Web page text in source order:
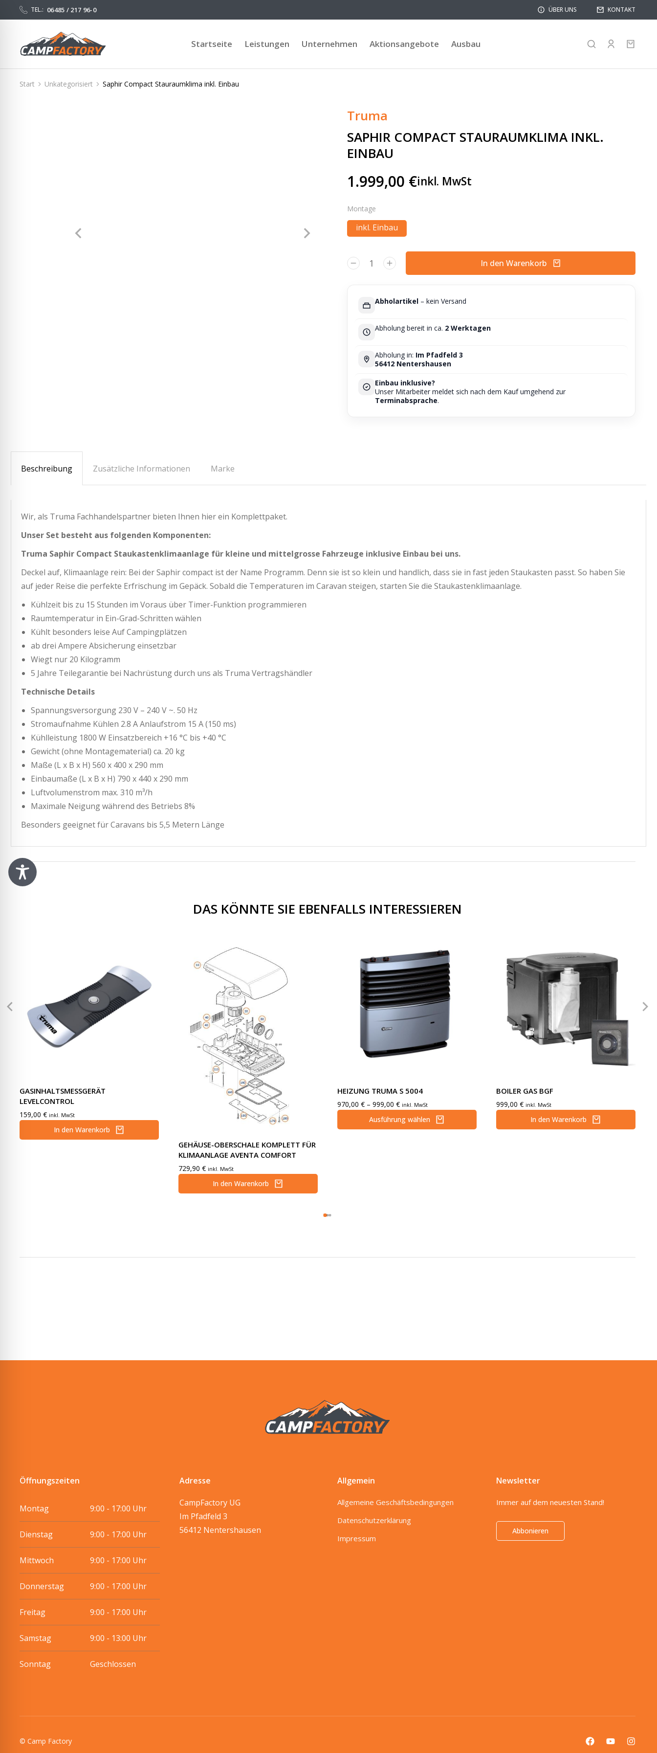
TEL.: 06485 / 217 96-0 ÜBER UNS KONTAKT
Startseite Leistungen Unternehmen Aktionsangebote Ausbau
Sie befinden sich hier:
Start Unkategorisiert Saphir Compact Stauraumklima inkl. Einbau
Truma
SAPHIR COMPACT STAURAUMKLIMA INKL.
EINBAU
1.999,00 €inkl. MwSt
Montage
inkl. Einbau
In den Warenkorb
Abholartikel – kein Versand
Abholung bereit in ca. 2 Werktagen
Abholung in: Im Pfadfeld 3
56412 Nentershausen
Einbau inklusive?
Unser Mitarbeiter meldet sich nach dem Kauf umgehend zur
Terminabsprache.
Beschreibung Zusätzliche Informationen Marke
Wir, als Truma Fachhandelspartner bieten Ihnen hier ein Komplettpaket.
Unser Set besteht aus folgenden Komponenten:
Truma Saphir Compact Staukastenklimaanlage für kleine und mittelgrosse Fahrzeuge inklusive Einbau bei uns.
Deckel auf, Klimaanlage rein: Bei der Saphir compact ist der Name Programm. Denn sie ist so klein und handlich, dass sie in fast jeden Staukasten passt. So haben Sie
auf jeder Reise die perfekte Erfrischung im Gepäck. Sobald die Temperaturen im Caravan steigen, starten Sie die Staukastenklimaanlage.
Kühlzeit bis zu 15 Stunden im Voraus über Timer-Funktion programmieren
Raumtemperatur in Ein-Grad-Schritten wählen
Kühlt besonders leise Auf Campingplätzen
ab drei Ampere Absicherung einsetzbar
Wiegt nur 20 Kilogramm
5 Jahre Teilegarantie bei Nachrüstung durch uns als Truma Vertragshändler
Technische Details
Spannungsversorgung 230 V – 240 V ~. 50 Hz
Stromaufnahme Kühlen 2.8 A Anlaufstrom 15 A (150 ms)
Kühlleistung 1800 W Einsatzbereich +16 °C bis +40 °C
Gewicht (ohne Montagematerial) ca. 20 kg
Maße (L x B x H) 560 x 400 x 290 mm
Einbaumaße (L x B x H) 790 x 440 x 290 mm
Luftvolumenstrom max. 310 m³/h
Maximale Neigung während des Betriebs 8%
Besonders geeignet für Caravans bis 5,5 Metern Länge
DAS KÖNNTE SIE EBENFALLS INTERESSIEREN
GASINHALTSMESSGERÄT
LEVELCONTROL
159,00 € inkl. MwSt
In den Warenkorb
GEHÄUSE-OBERSCHALE KOMPLETT FÜR
KLIMAANLAGE AVENTA COMFORT
729,90 € inkl. MwSt
In den Warenkorb
HEIZUNG TRUMA S 5004
970,00 € – 999,00 € inkl. MwSt
Ausführung wählen
BOILER GAS BGF
999,00 € inkl. MwSt
In den Warenkorb
Öffnungszeiten
Montag 9:00 - 17:00 Uhr
Dienstag 9:00 - 17:00 Uhr
Mittwoch 9:00 - 17:00 Uhr
Donnerstag 9:00 - 17:00 Uhr
Freitag 9:00 - 17:00 Uhr
Samstag 9:00 - 13:00 Uhr
Sonntag Geschlossen
Adresse
CampFactory UG
Im Pfadfeld 3
56412 Nentershausen
Allgemein
Allgemeine Geschäftsbedingungen
Datenschutzerklärung
Impressum
Newsletter
Immer auf dem neuesten Stand!
Abbonieren
© Camp Factory